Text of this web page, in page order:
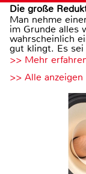
Die große
Man nehme
im Grunde alles
wahrscheinlich
gut klingt. Es
>> Mehr
>> Alle anzeigen